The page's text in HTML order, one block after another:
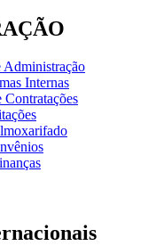
Administração
Internas